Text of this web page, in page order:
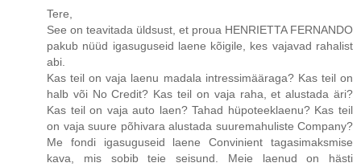
Tere,
See on teavitada üldsust, et proua HENRIETTA FERNANDO
pakub nüüd igasuguseid laene kõigile, kes vajavad rahalist
abi.
Kas teil on vaja laenu madala intressimääraga? Kas teil on
halb või No Credit? Kas teil on vaja raha, et alustada äri?
Kas teil on vaja auto laen? Tahad hüpoteeklaenu? Kas teil
on vaja suure põhivara alustada suuremahuliste Company?
Me fondi igasuguseid laene Convinient tagasimaksmise
kava, mis sobib teie seisund. Meie laenud on hästi